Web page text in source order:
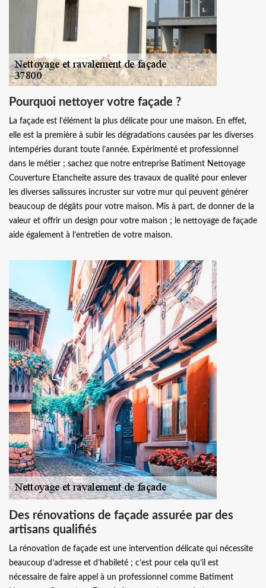
Pourquoi nettoyer votre façade ?
La façade est l’élément la plus délicate pour une maison. En effet,
elle est la première à subir les dégradations causées par les diverses
intempéries durant toute l’année. Expérimenté et professionnel
dans le métier ; sachez que notre entreprise Batiment Nettoyage
Couverture Etancheite assure des travaux de qualité pour enlever
les diverses salissures incruster sur votre mur qui peuvent générer
beaucoup de dégâts pour votre maison. Mis à part, de donner de la
valeur et offrir un design pour votre maison ; le nettoyage de façade
aide également à l’entretien de votre maison.
Des rénovations de façade assurée par des
artisans qualifiés
La rénovation de façade est une intervention délicate qui nécessite
beaucoup d’adresse et d’habileté ; c’est pour cela qu’il est
nécessaire de faire appel à un professionnel comme Batiment